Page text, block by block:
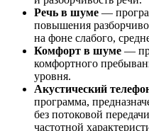
Речь в шуме —
повышения
на фоне слабого,
Комфорт в шуме —
комфортного
уровня.
Акустический
программа,
без потоковой
частотной